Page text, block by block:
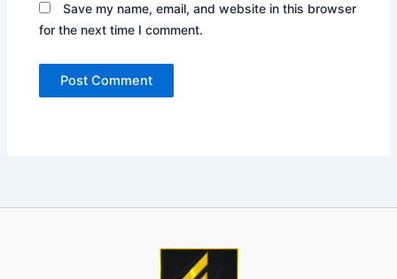
Save my name, email, and website in this browser
for the next time I comment.